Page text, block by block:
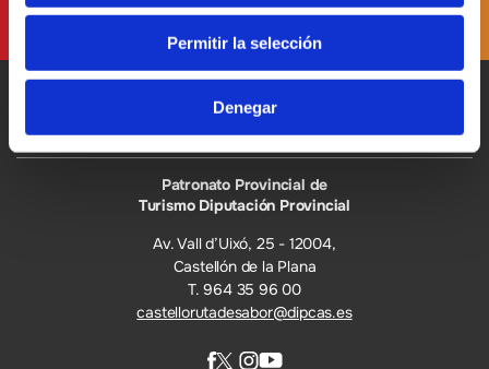
Permitir la selección
Denegar
Patronato Provincial de
Turismo Diputación Provincial
Av. Vall d’Uixó, 25 - 12004,
Castellón de la Plana
T. 964 35 96 00
castellorutadesabor@dipcas.es